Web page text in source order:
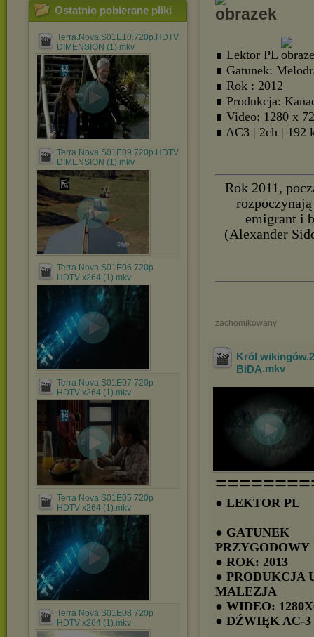
Ostatnio pobierane pliki
Terra.Nova.S01E10.720p.HDTV.X264-
DIMENSION (1).mkv
Terra.Nova.S01E09.720p.HDTV.X264-
DIMENSION (1).mkv
Terra Nova S01E06 720p
HDTV x264 (1).mkv
Terra Nova S01E07 720p
HDTV x264 (1).mkv
Terra Nova S01E05 720p
HDTV x264 (1).mkv
Terra Nova S01E08 720p
HDTV x264 (1).mkv
∎ Lektor PL
∎ Gatunek:
∎ Rok : 2012
∎ Produkcja:
∎ Video: 1280 x
∎ AC3 | 2ch | 192
Rok 2011,
emigrant i
(Alexander
zachomikowany
Król
BiDA.mkv
● LEKTOR PL
● GATUNEK
PRZYGODOWY
● ROK: 2013
● PRODUKCJA
MALEZJA
● WIDEO:
● DŹWIĘK AC-3